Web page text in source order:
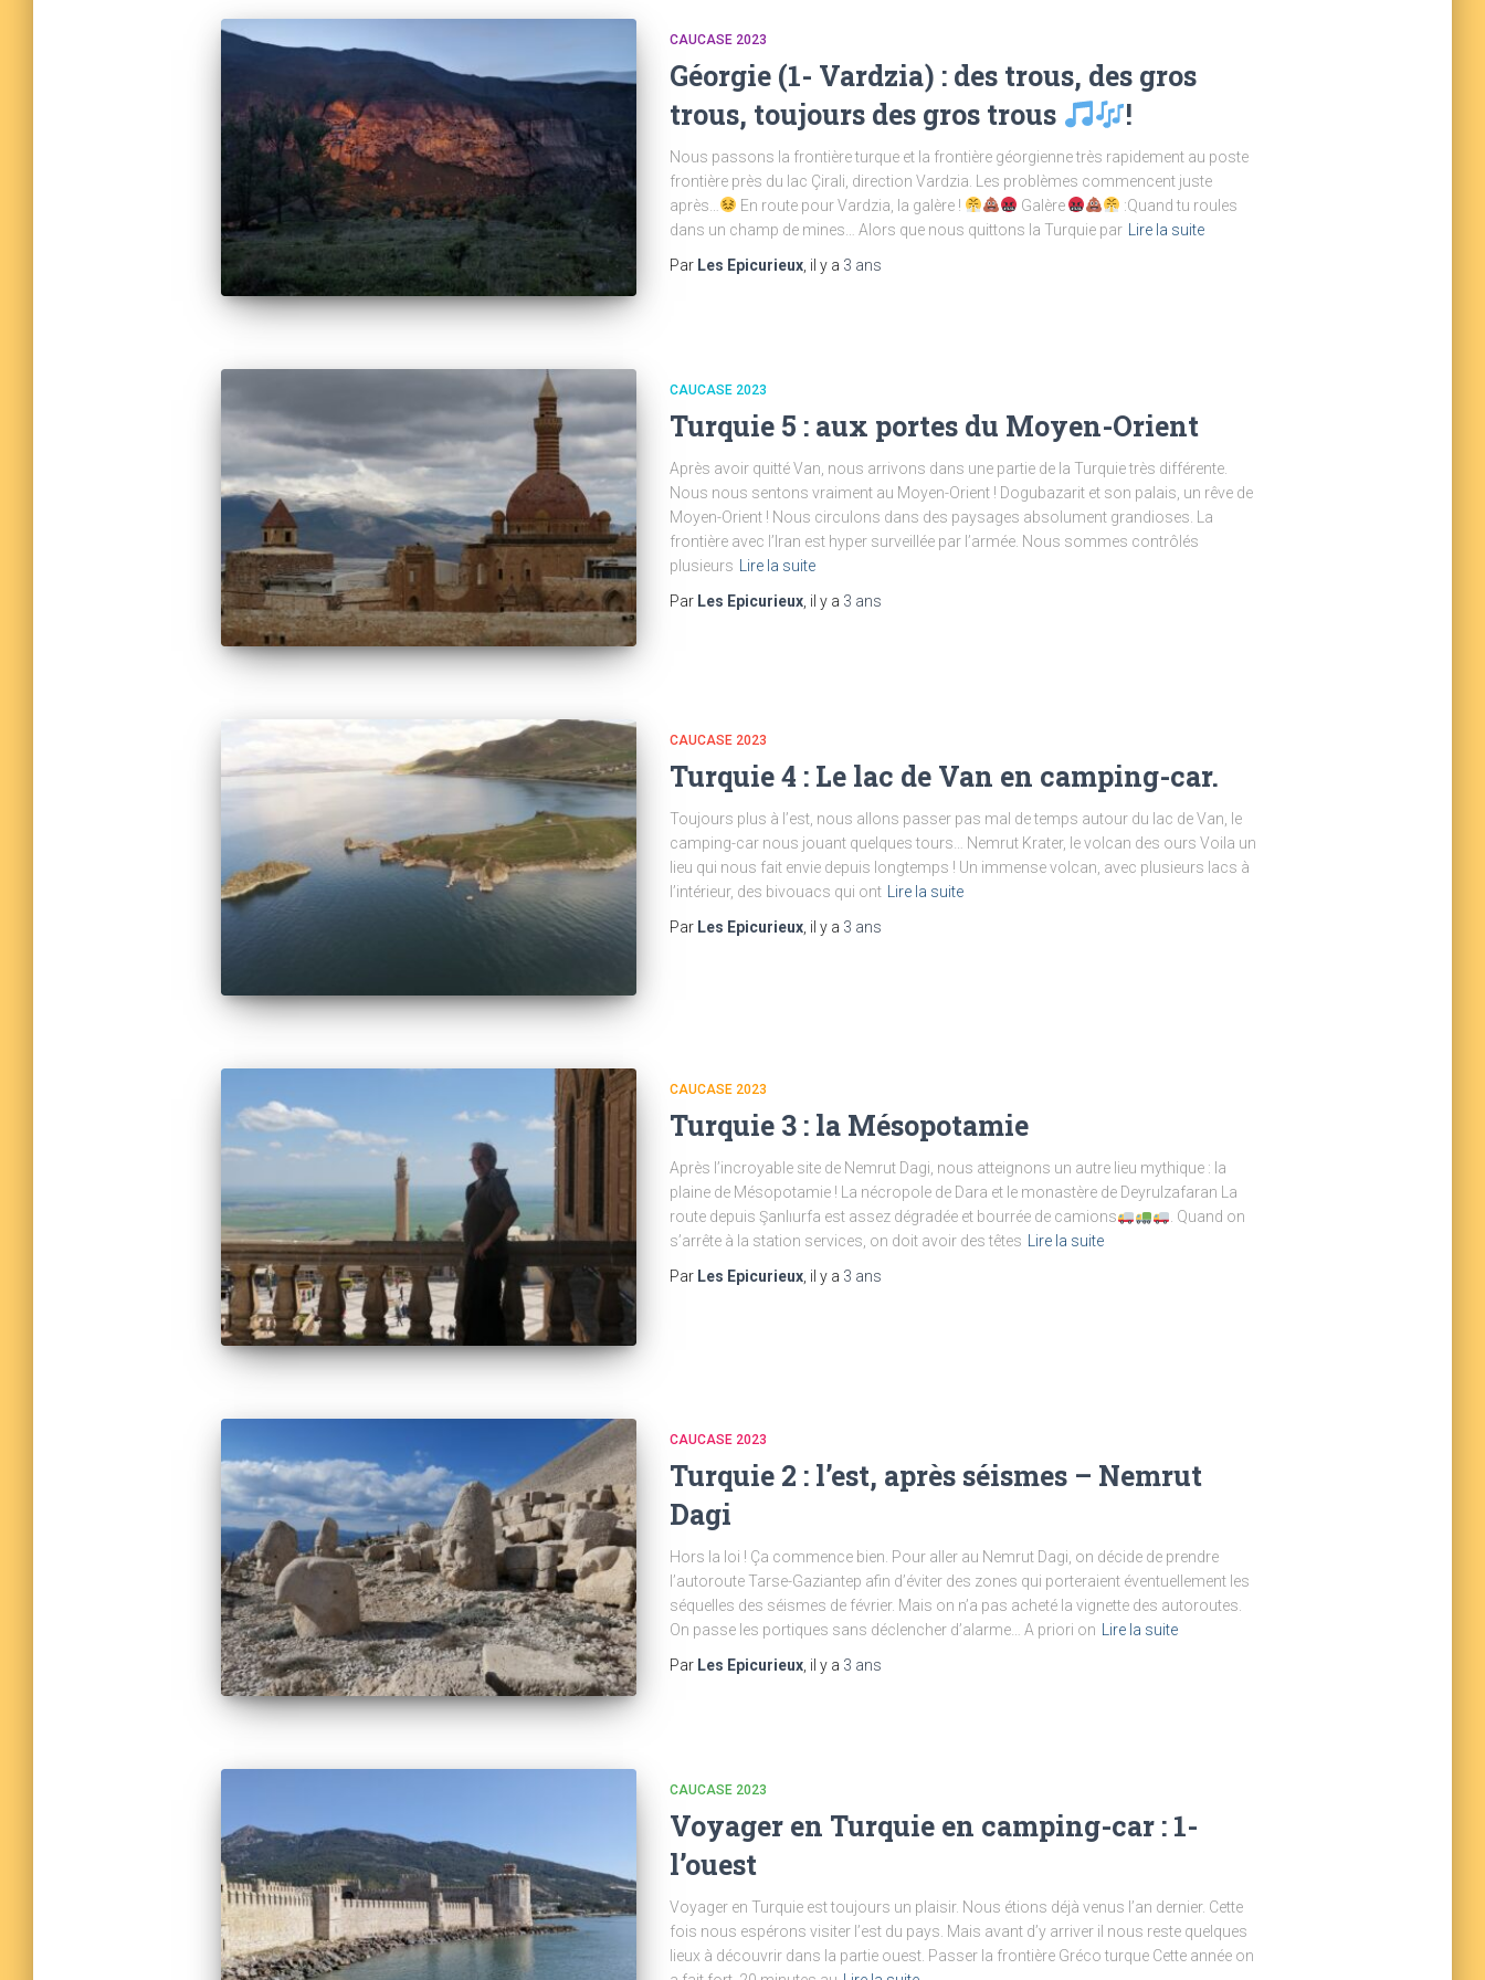
CAUCASE 2023
Géorgie (1- Vardzia) : des trous, des gros
trous, toujours des gros trous
!
Nous passons la frontière turque et la frontière géorgienne très rapidement au poste
frontière près du lac Çirali, direction Vardzia. Les problèmes commencent juste
après…
En route pour Vardzia, la galère ! Galère
:Quand tu roules
dans un champ de mines… Alors que nous quittons la Turquie par
Lire la suite
Par Les Epicurieux, il y a 3 ans
CAUCASE 2023
Turquie 5 : aux portes du Moyen-Orient
Après avoir quitté Van, nous arrivons dans une partie de la Turquie très différente.
Nous nous sentons vraiment au Moyen-Orient ! Dogubazarit et son palais, un rêve de
Moyen-Orient ! Nous circulons dans des paysages absolument grandioses. La
frontière avec l’Iran est hyper surveillée par l’armée. Nous sommes contrôlés
plusieurs
Lire la suite
Par Les Epicurieux, il y a 3 ans
CAUCASE 2023
Turquie 4 : Le lac de Van en camping-car.
Toujours plus à l’est, nous allons passer pas mal de temps autour du lac de Van, le
camping-car nous jouant quelques tours… Nemrut Krater, le volcan des ours Voila un
lieu qui nous fait envie depuis longtemps ! Un immense volcan, avec plusieurs lacs à
l’intérieur, des bivouacs qui ont
Lire la suite
Par Les Epicurieux, il y a 3 ans
CAUCASE 2023
Turquie 3 : la Mésopotamie
Après l’incroyable site de Nemrut Dagi, nous atteignons un autre lieu mythique : la
plaine de Mésopotamie ! La nécropole de Dara et le monastère de Deyrulzafaran La
route depuis Şanlıurfa est assez dégradée et bourrée de camions
. Quand on
s’arrête à la station services, on doit avoir des têtes Lire la suite
Par Les Epicurieux, il y a 3 ans
CAUCASE 2023
Turquie 2 : l’est, après séismes – Nemrut
Dagi
Hors la loi ! Ça commence bien. Pour aller au Nemrut Dagi, on décide de prendre
l’autoroute Tarse-Gaziantep afin d’éviter des zones qui porteraient éventuellement les
séquelles des séismes de février. Mais on n’a pas acheté la vignette des autoroutes.
On passe les portiques sans déclencher d’alarme… A priori on Lire la suite
Par Les Epicurieux, il y a 3 ans
CAUCASE 2023
Voyager en Turquie en camping-car : 1-
l’ouest
Voyager en Turquie est toujours un plaisir. Nous étions déjà venus l’an dernier. Cette
fois nous espérons visiter l’est du pays. Mais avant d’y arriver il nous reste quelques
lieux à découvrir dans la partie ouest. Passer la frontière Gréco turque Cette année on